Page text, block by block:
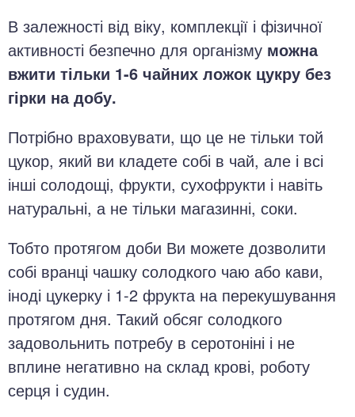
В залежності від віку, комплекції і фізичної
активності безпечно для організму можна
вжити тільки 1-6 чайних ложок цукру без
гірки на добу.
Потрібно враховувати, що це не тільки той
цукор, який ви кладете собі в чай, але і всі
інші солодощі, фрукти, сухофрукти і навіть
натуральні, а не тільки магазинні, соки.
Тобто протягом доби Ви можете дозволити
собі вранці чашку солодкого чаю або кави,
іноді цукерку і 1-2 фрукта на перекушування
протягом дня. Такий обсяг солодкого
задовольнить потребу в серотоніні і не
вплине негативно на склад крові, роботу
серця і судин.